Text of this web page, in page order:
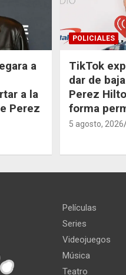
a
a la
Perez
POLICIALES
TikTok
dar de
Perez
forma
5 agosto, 2026
Películas
Series
Videojuegos
Música
Teatro